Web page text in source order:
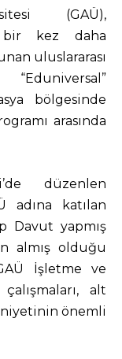
(GAÜ),
bir kez daha
uluslararası
bölgesinde
arasında
düzenlen
adına katılan
Davut yapmış
almış olduğu
İşletme ve
alt
önemli